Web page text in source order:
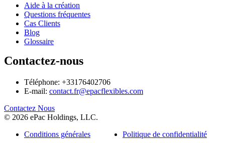
Aide à la création
Questions fréquentes
Cas Clients
Blog
Glossaire
Contactez-nous
Téléphone: +33176402706
E-mail: contact.fr@epacflexibles.com
facebook
youtube
linkedin
instagram
Contactez Nous
© 2026 ePac Holdings, LLC.
Conditions générales
Politique de confidentialité